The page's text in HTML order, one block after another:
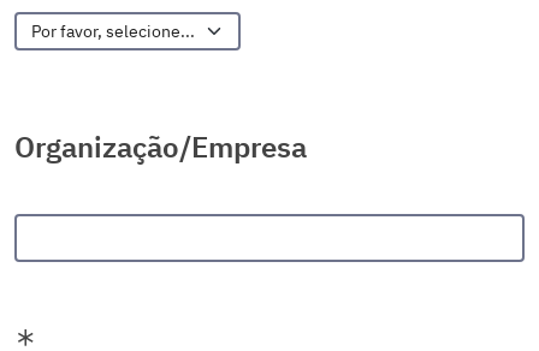
Organização/Empresa